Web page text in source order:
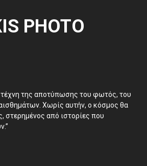
PHOTO
τέχνη της αποτύπωσης του φωτός, του
Χωρίς αυτήν, ο κόσμος θα
στερημένος από ιστορίες που